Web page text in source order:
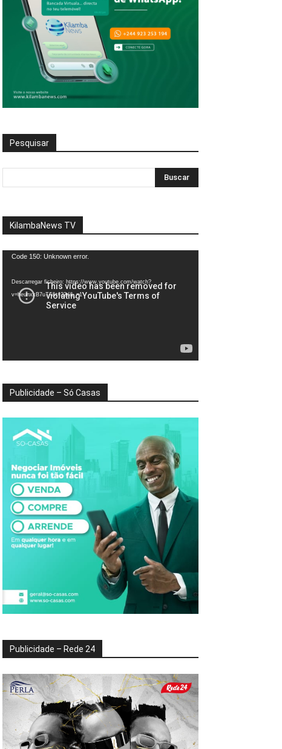
Pesquisar
KilambaNews TV
Reprodutor
vídeo
Code 150: Unknown error.
Descarregar ficheiro: https://www.youtube.com/watch?
v=heunxxB7uTA&t=22s&_=1
Publicidade – Só Casas
Publicidade – Rede 24